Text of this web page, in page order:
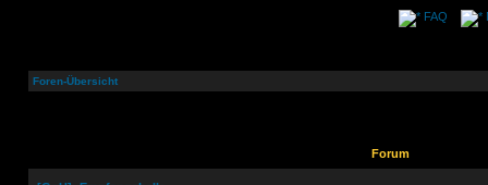
FAQ
Foren-Übersicht
Forum